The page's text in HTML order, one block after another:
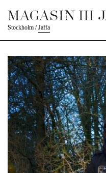
Stockholm /Jaffa